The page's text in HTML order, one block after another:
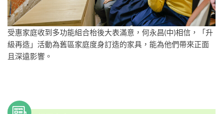
受惠家庭收到多功能組合枱後大表滿意，何永昌(中)相信，「升
級再造」活動為舊區家庭度身訂造的家具，能為他們帶來正面
且深遠影響。